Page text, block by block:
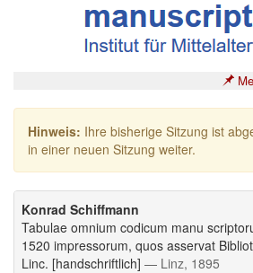
Hinweis: Ihre bisherige Sitzung ist
in einer neuen Sitzung weiter.
Konrad Schiffmann
Tabulae omnium codicum manu
1520 impressorum, quos asservat
Linc. [handschriftlich] — Linz, 1895